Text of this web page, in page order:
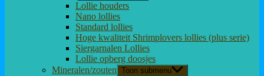
Lollie houders
Nano lollies
Standard lollies
Hoge kwaliteit Shrimplovers lollies (plus serie)
Siergarnalen Lollies
Lollie opberg doosjes
Mineralen/zouten Toon submenu